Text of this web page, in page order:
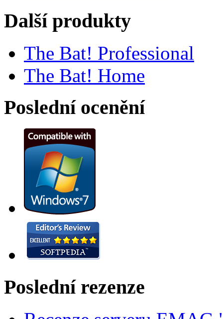
Další produkty
The Bat! Professional
The Bat! Home
Poslední ocenění
Poslední rezenze